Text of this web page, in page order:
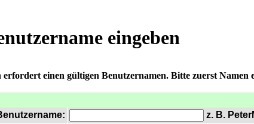
eingeben
erfordert einen gültigen Benutzernamen. Bitte zuerst Namen
z. B.